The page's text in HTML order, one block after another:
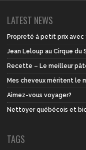
LATEST NEWS
Propreté à petit prix avec
Jean Leloup au Cirque du
Recette – Le meilleur
Mes cheveux méritent le
Aimez-vous voyager?
Nettoyer québécois et
TAGS